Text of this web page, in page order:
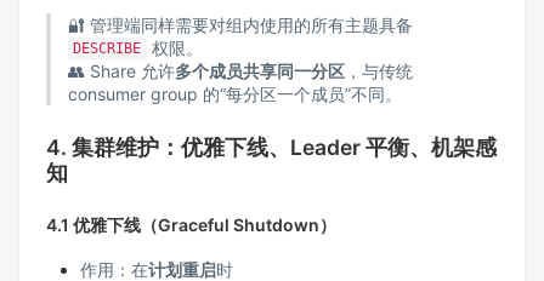
🔐 管理端同样需要对组内使用的所有主题具备
DESCRIBE
权限。
👥 Share 允许多个成员共享同一分区，与传统
consumer group 的“每分区一个成员”不同。
4. 集群维护：优雅下线、Leader 平衡、机架感
知
4.1 优雅下线（Graceful Shutdown）
作用：在计划重启时